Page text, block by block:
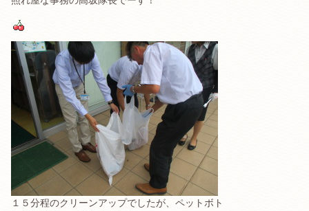
１５分程のクリーンアップでしたが、ペットボト